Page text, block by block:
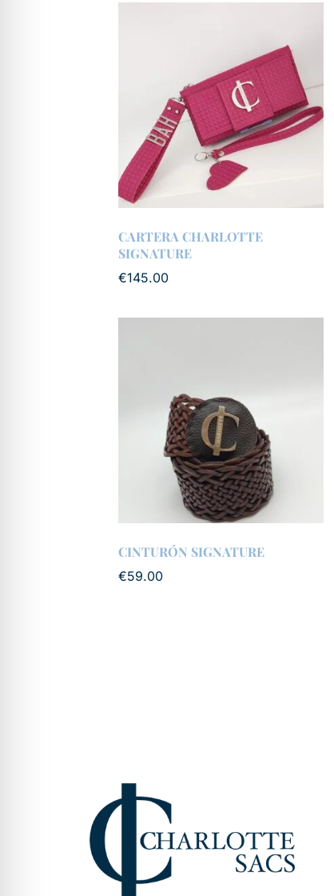
CARTERA CHARLOTTE
SIGNATURE
€145.00
CINTURÓN SIGNATURE
€59.00